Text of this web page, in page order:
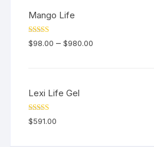
Mango Life
Valorado en
5.00de 5
$98.00 –$980.00
Lexi Life Gel
Valorado en
5.00 de 5
$591.00